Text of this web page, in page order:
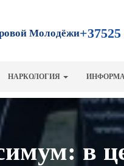
Молодёжи+37525
НАРКОЛОГИЯ
в